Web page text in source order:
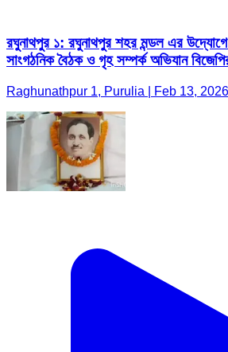
রঘুনাথপুর ১: রঘুনাথপুর শহর মন্ডল এর
সাংগঠনিক বৈঠক ও গৃহ সম্পর্ক অভিযান
Raghunathpur 1, Purulia | Feb 13, 2026